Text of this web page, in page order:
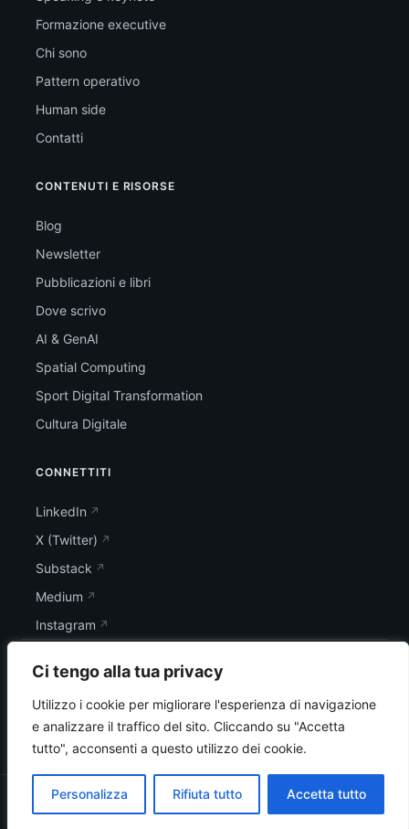
Ci tengo alla tua privacy
Utilizzo i cookie per migliorare l'esperienza di navigazione
e analizzare il traffico del sito. Cliccando su "Accetta
tutto", acconsenti a questo utilizzo dei cookie.
Personalizza Rifiuta tutto Accetta tutto
Formazione executive
Chi sono
Pattern operativo
Human side
Contatti
CONTENUTI E RISORSE
Blog
Newsletter
Pubblicazioni e libri
Dove scrivo
AI & GenAI
Spatial Computing
Sport Digital Transformation
Cultura Digitale
CONNETTITI
LinkedIn
X (Twitter)
Substack
Medium
Instagram